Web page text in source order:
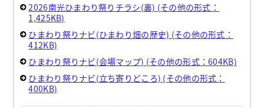
2026南光ひまわり祭りチラシ(裏) (その他の形式：
1,425KB)
ひまわり祭りナビ(ひまわり畑の歴史) (その他の形式：
412KB)
ひまわり祭りナビ(会場マップ) (その他の形式：604KB)
ひまわり祭りナビ(立ち寄りどころ) (その他の形式：
400KB)